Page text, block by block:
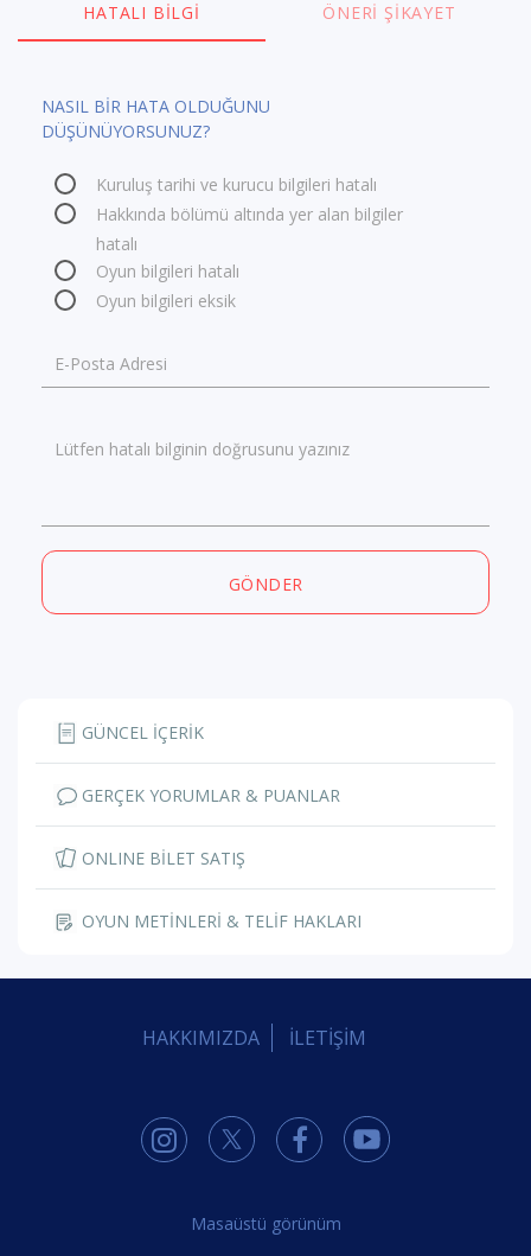
HATALI BILGI ÖNERI ŞIKAYET
NASIL BİR HATA OLDUĞUNU
DÜŞÜNÜYORSUNUZ?
Kuruluş tarihi ve kurucu bilgileri hatalı
Hakkında bölümü altında yer alan bilgiler
hatalı
Oyun bilgileri hatalı
Oyun bilgileri eksik
E-Posta Adresi
Lütfen hatalı bilginin doğrusunu yazınız
GÖNDER
GÜNCEL İÇERİK
GERÇEK YORUMLAR & PUANLAR
ONLINE BİLET SATIŞ
OYUN METİNLERİ & TELİF HAKLARI
HAKKIMIZDA İLETİŞİM
Masaüstü görünüm